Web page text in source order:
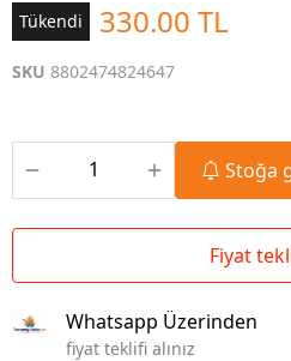
Tükendi 330.00 TL
SKU 8802474824647
Stoğa
Fiyat
Whatsapp Üzerinden
fiyat teklifi alınız